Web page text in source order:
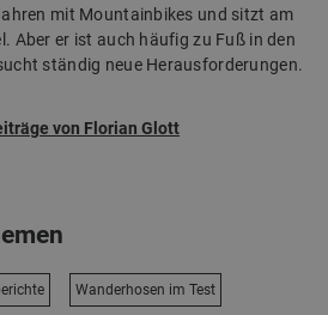
mit Mountainbikes und sitzt am
Aber er ist auch häufig zu Fuß in den
ständig neue Herausforderungen.
von Florian Glott
Wanderhosen im Test